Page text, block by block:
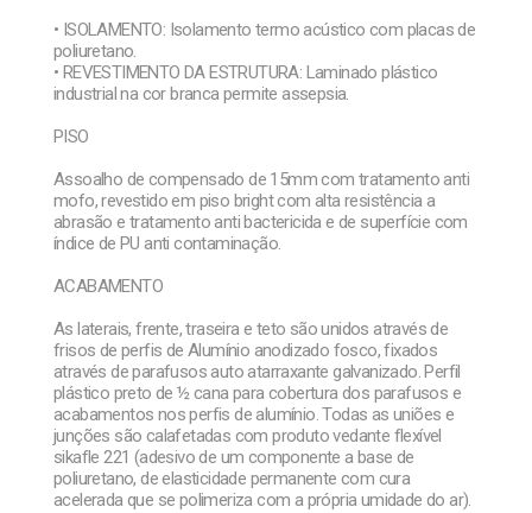
• ISOLAMENTO: Isolamento termo acústico com placas de
poliuretano.
• REVESTIMENTO DA ESTRUTURA: Laminado plástico
industrial na cor branca permite assepsia.
PISO
Assoalho de compensado de 15mm com tratamento anti
mofo, revestido em piso bright com alta resistência a
abrasão e tratamento anti bactericida e de superfície com
índice de PU anti contaminação.
ACABAMENTO
As laterais, frente, traseira e teto são unidos através de
frisos de perfis de Alumínio anodizado fosco, fixados
através de parafusos auto atarraxante galvanizado. Perfil
plástico preto de ½ cana para cobertura dos parafusos e
acabamentos nos perfis de alumínio. Todas as uniões e
junções são calafetadas com produto vedante flexível
sikafle 221 (adesivo de um componente a base de
poliuretano, de elasticidade permanente com cura
acelerada que se polimeriza com a própria umidade do ar).